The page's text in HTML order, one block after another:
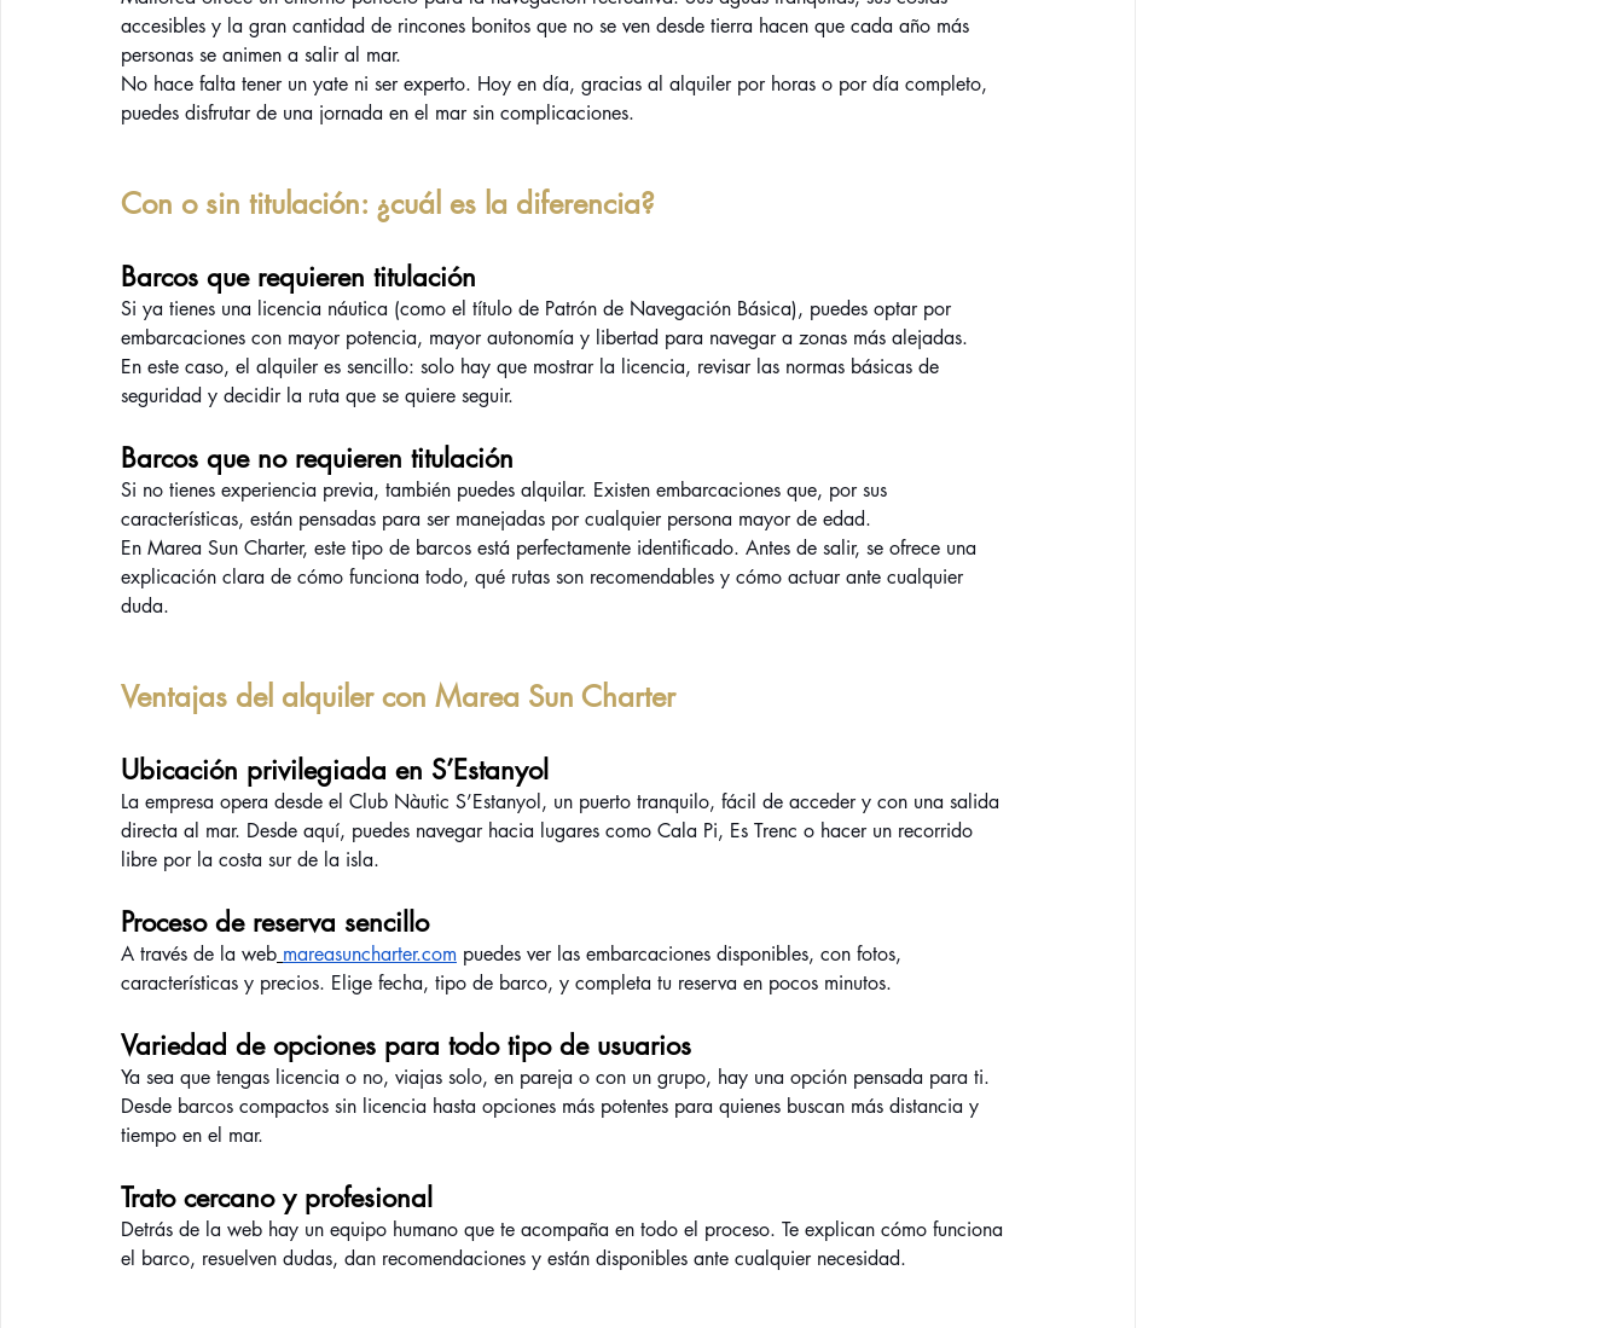
accesibles y la gran cantidad de rincones bonitos que no se ven desde tierra hacen que cada año más
personas se animen a salir al mar.
No hace falta tener un yate ni ser experto. Hoy en día, gracias al alquiler por horas o por día completo,
puedes disfrutar de una jornada en el mar sin complicaciones.
Con o sin titulación: ¿cuál es la diferencia?
Barcos que requieren titulación
Si ya tienes una licencia náutica (como el título de Patrón de Navegación Básica), puedes optar por
embarcaciones con mayor potencia, mayor autonomía y libertad para navegar a zonas más alejadas.
En este caso, el alquiler es sencillo: solo hay que mostrar la licencia, revisar las normas básicas de
seguridad y decidir la ruta que se quiere seguir.
Barcos que no requieren titulación
Si no tienes experiencia previa, también puedes alquilar. Existen embarcaciones que, por sus
características, están pensadas para ser manejadas por cualquier persona mayor de edad.
En Marea Sun Charter, este tipo de barcos está perfectamente identificado. Antes de salir, se ofrece una
explicación clara de cómo funciona todo, qué rutas son recomendables y cómo actuar ante cualquier
duda.
Ventajas del alquiler con Marea Sun Charter
Ubicación privilegiada en S’Estanyol
La empresa opera desde el Club Nàutic S’Estanyol, un puerto tranquilo, fácil de acceder y con una salida
directa al mar. Desde aquí, puedes navegar hacia lugares como Cala Pi, Es Trenc o hacer un recorrido
libre por la costa sur de la isla.
Proceso de reserva sencillo
A través de la web mareasuncharter.com puedes ver las embarcaciones disponibles, con fotos,
características y precios. Elige fecha, tipo de barco, y completa tu reserva en pocos minutos.
Variedad de opciones para todo tipo de usuarios
Ya sea que tengas licencia o no, viajas solo, en pareja o con un grupo, hay una opción pensada para ti.
Desde barcos compactos sin licencia hasta opciones más potentes para quienes buscan más distancia y
tiempo en el mar.
Trato cercano y profesional
Detrás de la web hay un equipo humano que te acompaña en todo el proceso. Te explican cómo funciona
el barco, resuelven dudas, dan recomendaciones y están disponibles ante cualquier necesidad.